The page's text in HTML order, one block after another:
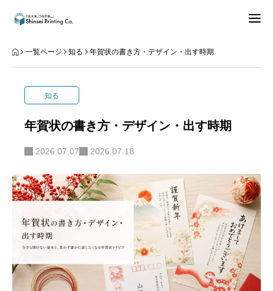
できること
お問合せ
お知らせ
REPEAT 知る Instagram
一覧ページ 知る 年賀状の書き方・デザイン・出す時期
知る
年賀状の書き方・デザイン・出す時期
2026.07.07 2026.07.18